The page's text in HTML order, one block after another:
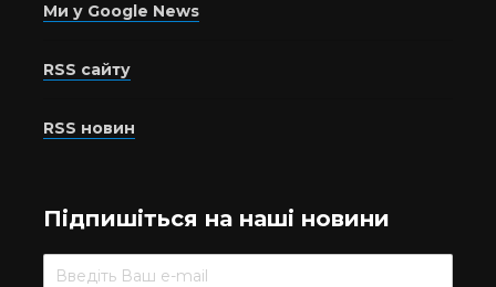
Ми у Google News
RSS сайту
RSS новин
Підпишіться на наші новини